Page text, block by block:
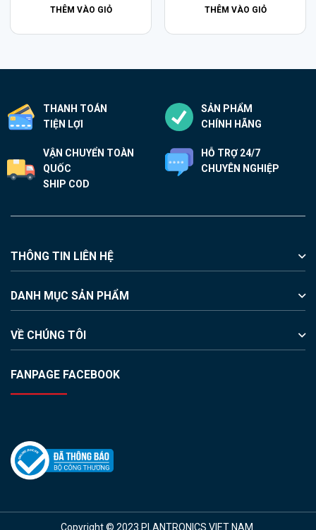
THÊM VÀO GIỎ
được
chọn
trang
sản
THÊM VÀO GIỎ
được
chọn
trên
trang
THANH TOÁN
TIỆN LỢI
SẢN PHẨM
CHÍNH HÃNG
VẬN CHUYỂN TOÀN
QUỐC
SHIP COD
HỖ TRỢ 24/7
CHUYÊN NGHIỆP
THÔNG TIN LIÊN HỆ
DANH MỤC SẢN PHẨM
VỀ CHÚNG TÔI
FANPAGE FACEBOOK
Copyright © 2023 PLANTRONICS VIET NAM.